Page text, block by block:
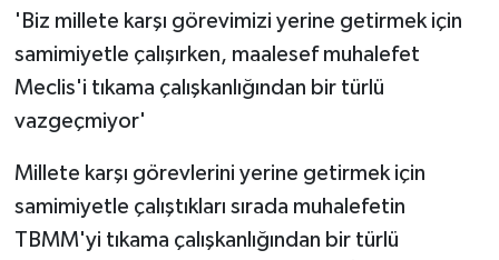
'Biz millete karşı görevimizi yerine getirmek için
samimiyetle çalışırken, maalesef muhalefet
Meclis'i tıkama çalışkanlığından bir türlü
vazgeçmiyor'
Millete karşı görevlerini yerine getirmek için
samimiyetle çalıştıkları sırada muhalefetin
TBMM'yi tıkama çalışkanlığından bir türlü